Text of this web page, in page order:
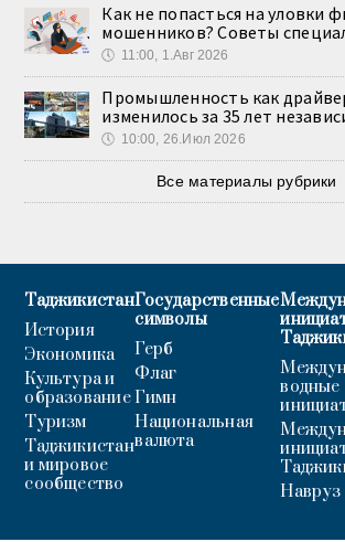
Как не попасться на уловки
мошенников? Советы
🕔 11:00, 1.Авг 2026
Промышленность как
изменилось за 35 лет
🕔 10:00, 26.Июл 2026
Все материалы рубрики
Таджикистан
История
Экономика
Культура и
образование
Туризм
Таджикистан
и мировое
сообщество
Государственные
символы
Герб
Флаг
Гимн
Национальная
валюта
водные
Навруз